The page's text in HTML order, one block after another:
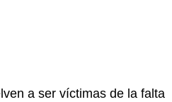
a ser víctimas de la falta